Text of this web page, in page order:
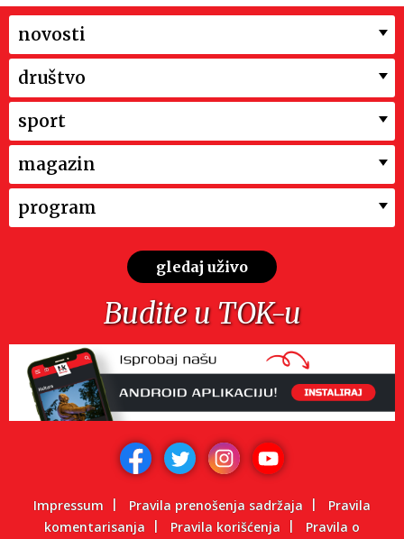
novosti
društvo
sport
magazin
program
gledaj uživo
Budite u TOK-u
Impressum Pravila prenošenja sadržaja
Pravila
komentarisanja
Pravila korišćenja Pravila o